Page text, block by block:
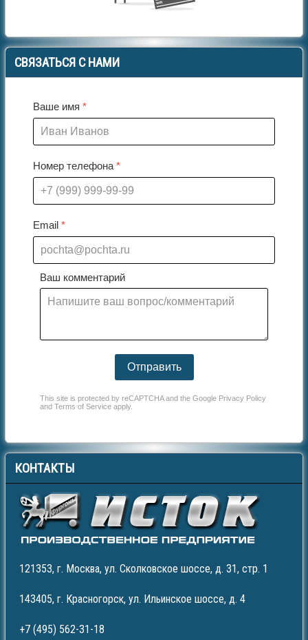
СВЯЗАТЬСЯ С НАМИ
Ваше имя *
Номер телефона *
Email *
Ваш комментарий
Отправить
This site is protected by reCAPTCHA and the Google Privacy Policy
and Terms of Service apply.
КОНТАКТЫ
121353, г. Москва, ул. Сколковское шоссе, д. 31, стр. 1
143405, г. Красногорск, ул. Ильинское шоссе, д. 4
+7 (495) 562-31-18